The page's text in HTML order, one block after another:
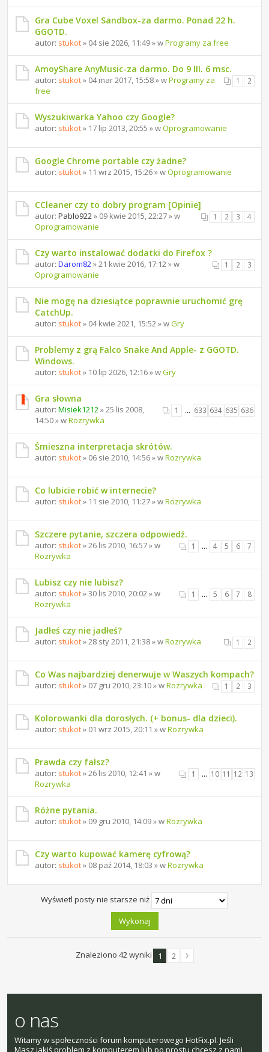
Gra Cube Voxel Sandbox-za darmo. Ponad 22 h.
GGOTD.
autor: stukot» 04 sie 2026, 11:49 » wProgramy za free
AmoyShare AnyMusic-za darmo. Do 9 III. 6 msc.
1 2
autor: stukot» 04 mar 2017, 15:58 » wProgramy za
free
Wyszukiwarka Yahoo czy Google?
autor: stukot» 17 lip 2013, 20:55 » wOprogramowanie
Google Chrome portable czy żadne?
autor: stukot» 11 wrz 2015, 15:26 » wOprogramowanie
CCleaner czy to dobry program [Opinie]
1 2 3 4
autor: Pablo922» 09 kwie 2015, 22:27 » w
Oprogramowanie
Czy warto instalować dodatki do Firefox ?
1 2 3
autor: Darom82» 21 kwie 2016, 17:12 » w
Oprogramowanie
Nie mogę na dziesiątce poprawnie uruchomić grę
CatchUp.
autor: stukot» 04 kwie 2021, 15:52 » wGry
Problemy z grą Falco Snake And Apple- z GGOTD.
Windows.
autor: stukot» 10 lip 2026, 12:16 » wGry
Gra słowna
1 … 633 634 635 636
autor: Misiek1212» 25 lis 2008,
14:50 » wRozrywka
Śmieszna interpretacja skrótów.
autor: stukot» 06 sie 2010, 14:56 » wRozrywka
Co lubicie robić w internecie?
autor: stukot» 11 sie 2010, 11:27 » wRozrywka
Szczere pytanie, szczera odpowiedź.
1 … 4 5 6 7
autor: stukot» 26 lis 2010, 16:57 » w
Rozrywka
Lubisz czy nie lubisz?
1 … 5 6 7 8
autor: stukot» 30 lis 2010, 20:02 » w
Rozrywka
Jadłeś czy nie jadłeś?
1 2
autor: stukot» 28 sty 2011, 21:38 » wRozrywka
Co Was najbardziej denerwuje w Waszych kompach?
1 2 3
autor: stukot» 07 gru 2010, 23:10 » wRozrywka
Kolorowanki dla dorosłych. (+ bonus- dla dzieci).
autor: stukot» 01 wrz 2015, 20:11 » wRozrywka
Prawda czy fałsz?
1 … 10 11 12 13
autor: stukot» 26 lis 2010, 12:41 » w
Rozrywka
Różne pytania.
autor: stukot» 09 gru 2010, 14:09 » wRozrywka
Czy warto kupować kamerę cyfrową?
autor: stukot» 08 paź 2014, 18:03 » wRozrywka
Wyświetl posty nie starsze niż
Znaleziono 42 wyniki 1 2
o nas
Witamy w społeczności forum komputerowego HotFix.pl. Jeśli
Masz jakiś problem z komputerem lub po prostu chcesz z nami